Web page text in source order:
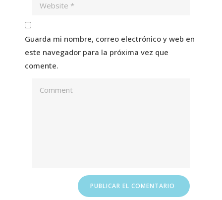
Guarda mi nombre, correo electrónico y web en
este navegador para la próxima vez que
comente.